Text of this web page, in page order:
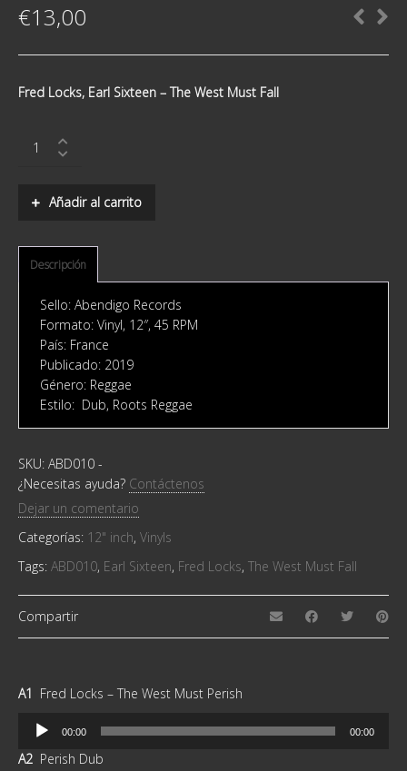
€13,00
Fred Locks, Earl Sixteen ‎– The West Must Fall
Locks,
West
Must
quantity
Añadir al carrito
Descripción
Sello: Abendigo Records
Formato: Vinyl, 12″, 45 RPM
País: France
Publicado: 2019
Género: Reggae
Estilo: Dub, Roots Reggae
SKU: ABD010 -
¿Necesitas ayuda? Contáctenos
Dejar un comentario
Categorías: 12" inch, Vinyls
Tags: ABD010, Earl Sixteen, Fred Locks, The West Must Fall
Compartir
A1 Fred Locks – The West Must Perish
Reproductor
audio
00:00 00:00
A2 Perish Dub